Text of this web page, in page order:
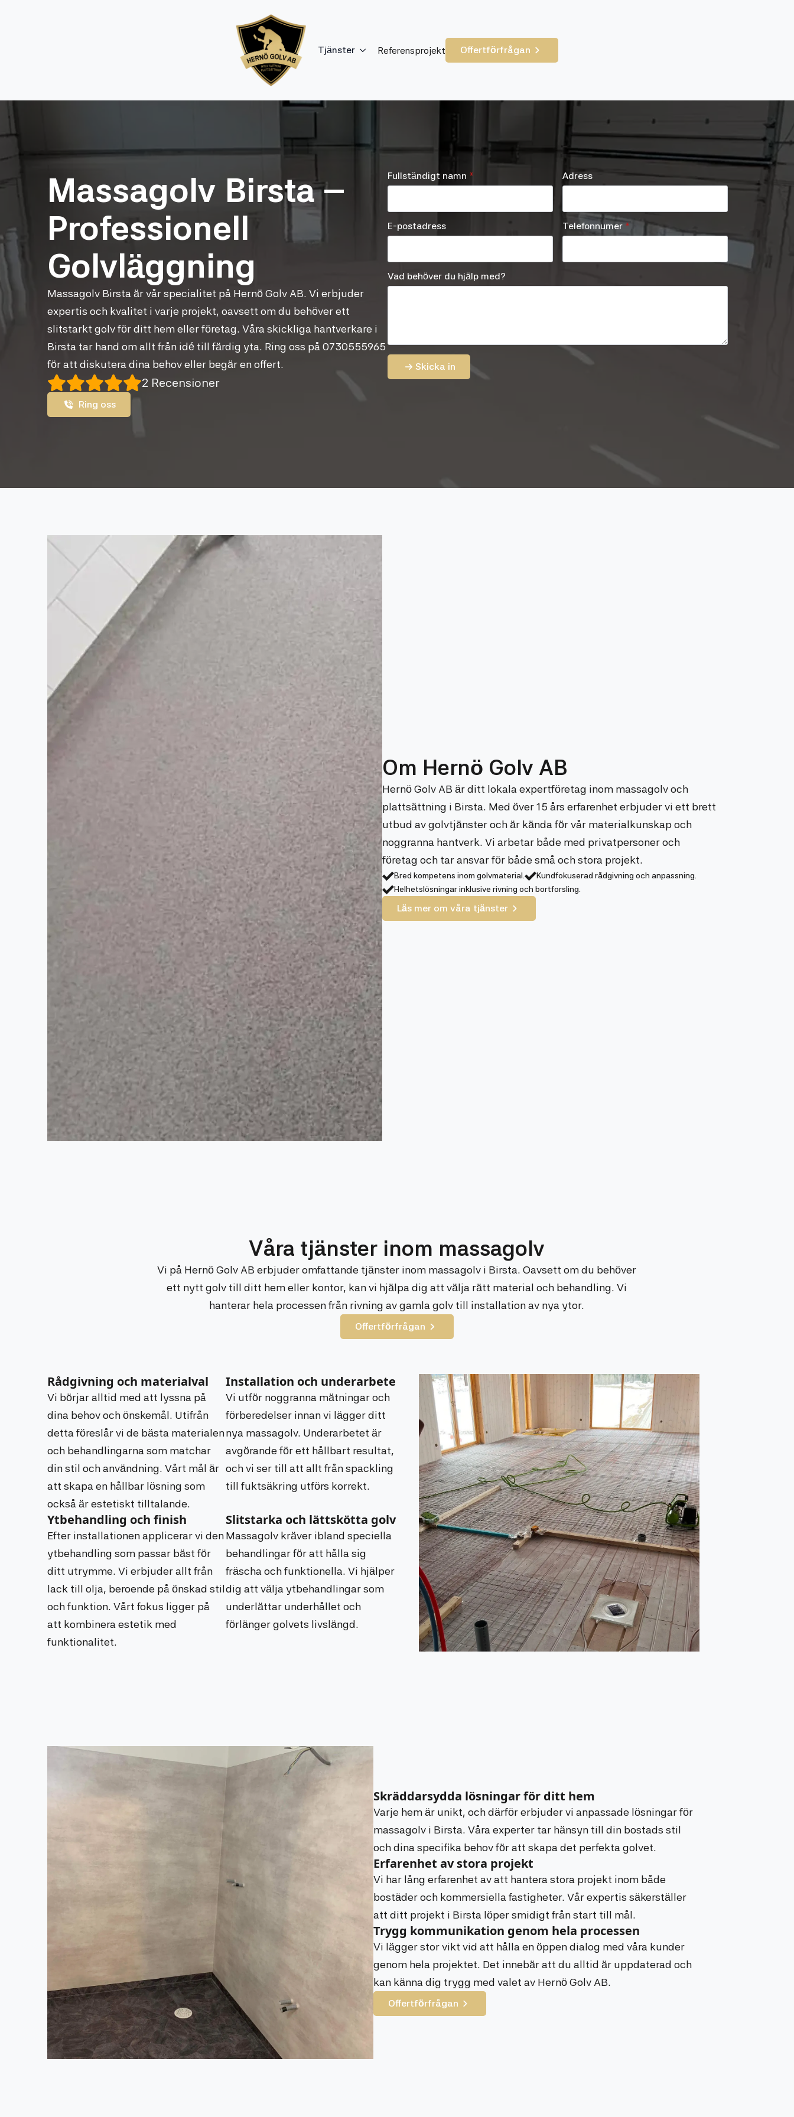
Tjänster Referensprojekt Offertförfrågan
Massagolv Birsta –
Professionell
Golvläggning
Massagolv Birsta är vår specialitet på Hernö Golv AB. Vi erbjuder
expertis och kvalitet i varje projekt, oavsett om du behöver ett
slitstarkt golv för ditt hem eller företag. Våra skickliga hantverkare i
Birsta tar hand om allt från idé till färdig yta. Ring oss på 0730555965
för att diskutera dina behov eller begär en offert.
2 Recensioner
Ring oss
Fullständigt namn * Adress
E-postadress Telefonnumer *
Vad behöver du hjälp med?
Skicka in
Om Hernö Golv AB
Hernö Golv AB är ditt lokala expertföretag inom massagolv och
plattsättning i Birsta. Med över 15 års erfarenhet erbjuder vi ett brett
utbud av golvtjänster och är kända för vår materialkunskap och
noggranna hantverk. Vi arbetar både med privatpersoner och
företag och tar ansvar för både små och stora projekt.
Bred kompetens inom golvmaterial.
Kundfokuserad rådgivning och anpassning.
Helhetslösningar inklusive rivning och bortforsling.
Läs mer om våra tjänster
Våra tjänster inom massagolv
Vi på Hernö Golv AB erbjuder omfattande tjänster inom massagolv i Birsta. Oavsett om du behöver
ett nytt golv till ditt hem eller kontor, kan vi hjälpa dig att välja rätt material och behandling. Vi
hanterar hela processen från rivning av gamla golv till installation av nya ytor.
Offertförfrågan
Rådgivning och materialval
Vi börjar alltid med att lyssna på
dina behov och önskemål. Utifrån
detta föreslår vi de bästa materialen
och behandlingarna som matchar
din stil och användning. Vårt mål är
att skapa en hållbar lösning som
också är estetiskt tilltalande.
Installation och underarbete
Vi utför noggranna mätningar och
förberedelser innan vi lägger ditt
nya massagolv. Underarbetet är
avgörande för ett hållbart resultat,
och vi ser till att allt från spackling
till fuktsäkring utförs korrekt.
Ytbehandling och finish
Efter installationen applicerar vi den
ytbehandling som passar bäst för
ditt utrymme. Vi erbjuder allt från
lack till olja, beroende på önskad stil
och funktion. Vårt fokus ligger på
att kombinera estetik med
funktionalitet.
Slitstarka och lättskötta golv
Massagolv kräver ibland speciella
behandlingar för att hålla sig
fräscha och funktionella. Vi hjälper
dig att välja ytbehandlingar som
underlättar underhållet och
förlänger golvets livslängd.
Skräddarsydda lösningar för ditt hem
Varje hem är unikt, och därför erbjuder vi anpassade lösningar för
massagolv i Birsta. Våra experter tar hänsyn till din bostads stil
och dina specifika behov för att skapa det perfekta golvet.
Erfarenhet av stora projekt
Vi har lång erfarenhet av att hantera stora projekt inom både
bostäder och kommersiella fastigheter. Vår expertis säkerställer
att ditt projekt i Birsta löper smidigt från start till mål.
Trygg kommunikation genom hela processen
Vi lägger stor vikt vid att hålla en öppen dialog med våra kunder
genom hela projektet. Det innebär att du alltid är uppdaterad och
kan känna dig trygg med valet av Hernö Golv AB.
Offertförfrågan